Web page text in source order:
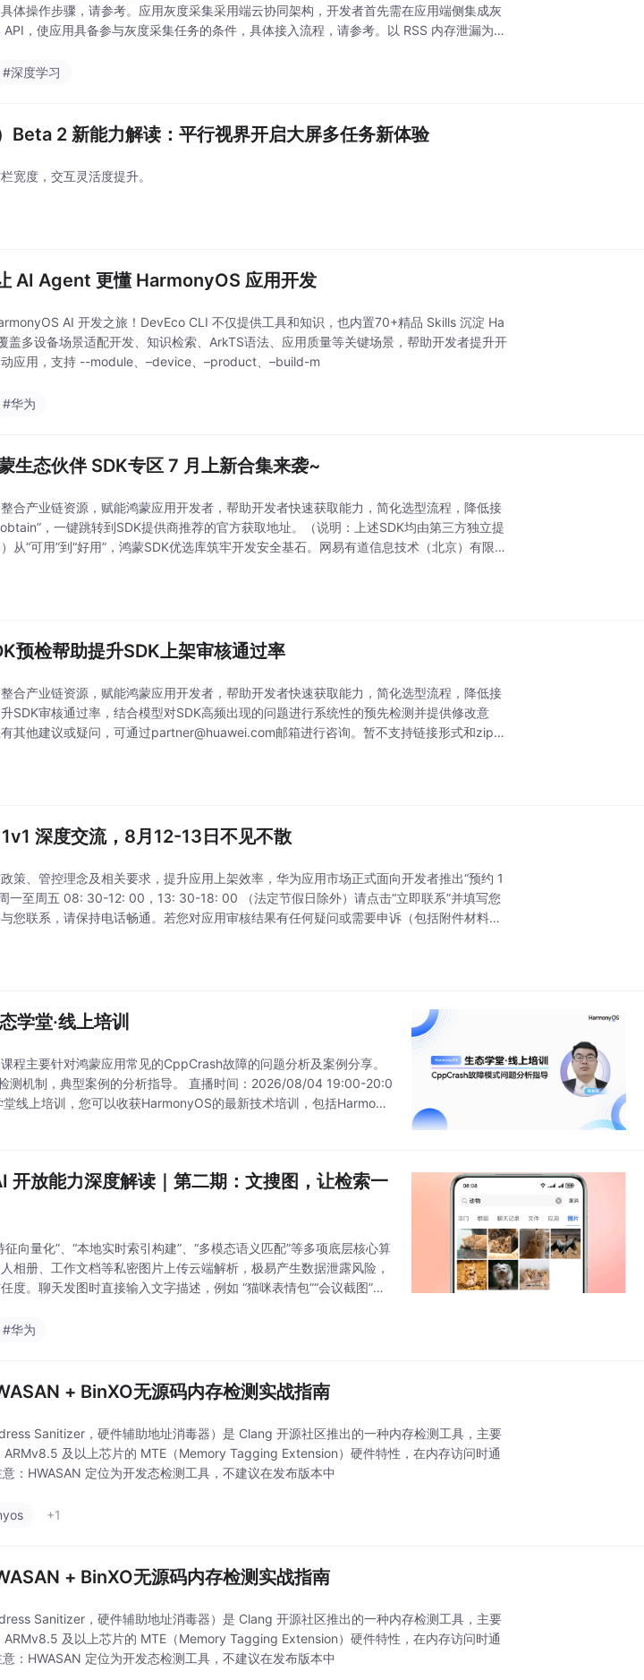
体操作步骤，请参考。应用灰度采集采用端云协同架构，开发者首先需在应用端侧集成灰
，使应用具备参与灰度采集任务的条件，具体接入流程，请参考。以 RSS 内存泄漏为
#深度学习
2 新能力解读：平行视界开启大屏多任务新体验
宽度，交互灵活度提升。
AI Agent 更懂 HarmonyOS 应用开发
AI 开发之旅！DevEco CLI 不仅提供工具和知识，也内置70+精品 Skills 沉淀 Ha
盖多设备场景适配开发、知识检索、ArkTS语法、应用质量等关键场景，帮助开发者提升开
应用，支持 --module、–device、–product、–build-m
#华为
生态伙伴 SDK专区 7 月上新合集来袭~
合产业链资源，赋能鸿蒙应用开发者，帮助开发者快速获取能力，简化选型流程，降低接
，一键跳转到SDK提供商推荐的官方获取地址。（说明：上述SDK均由第三方独立提
从“可用”到“好用”，鸿蒙SDK优选库筑牢开发安全基石。网易有道信息技术（北京）有限公
预检帮助提升SDK上架审核通过率
合产业链资源，赋能鸿蒙应用开发者，帮助开发者快速获取能力，简化选型流程，降低接
SDK审核通过率，结合模型对SDK高频出现的问题进行系统性的预先检测并提供修改意
其他建议或疑问，可通过partner@huawei.com邮箱进行咨询。暂不支持链接形式和zip文
深度交流，8月12-13日不见不散
策、管控理念及相关要求，提升应用上架效率，华为应用市场正式面向开发者推出“预约 1
一至周五 08: 30-12: 00，13: 30-18: 00 （法定节假日除外）请点击“立即联系”并填写您
您联系，请保持电话畅通。若您对应用审核结果有任何疑问或需要申诉（包括附件材料传
学堂·线上培训
程主要针对鸿蒙应用常见的CppCrash故障的问题分析及案例分享。
测机制，典型案例的分析指导。 直播时间：2026/08/04 19:00-20:0
线上培训，您可以收获HarmonyOS的最新技术培训，包括Harmony
放能力深度解读｜第二期：文搜图，让检索一
向量化”、“本地实时索引构建”、“多模态语义匹配”等多项底层核心算
相册、工作文档等私密图片上传云端解析，极易产生数据泄露风险，
度。聊天发图时直接输入文字描述，例如 “猫咪表情包”“会议截图”，
#华为
+ BinXO无源码内存检测实战指南
Sanitizer，硬件辅助地址消毒器）是 Clang 开源社区推出的一种内存检测工具，主要
及以上芯片的 MTE（Memory Tagging Extension）硬件特性，在内存访问时通
：HWASAN 定位为开发态检测工具，不建议在发布版本中
+1
+ BinXO无源码内存检测实战指南
Sanitizer，硬件辅助地址消毒器）是 Clang 开源社区推出的一种内存检测工具，主要
及以上芯片的 MTE（Memory Tagging Extension）硬件特性，在内存访问时通
：HWASAN 定位为开发态检测工具，不建议在发布版本中